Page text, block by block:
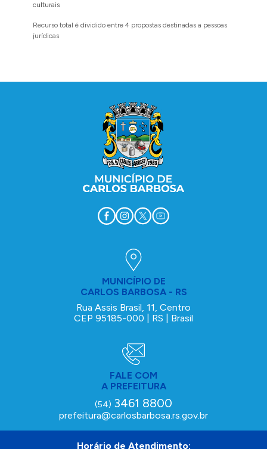
culturais
Recurso total é dividido entre 4 propostas destinadas a pessoas
jurídicas
MUNICÍPIO DE
CARLOS BARBOSA - RS
Rua Assis Brasil, 11, Centro
CEP 95185-000 | RS | Brasil
FALE COM
A PREFEITURA
(54) 3461 8800
prefeitura@carlosbarbosa.rs.gov.br
Horário de Atendimento: